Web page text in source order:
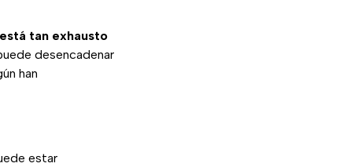
tan exhausto
desencadenar
han
estar